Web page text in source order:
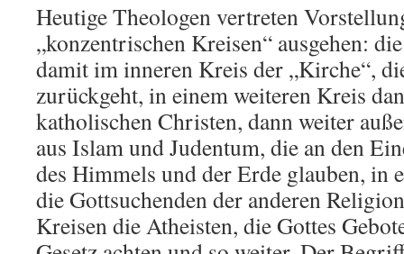
Heutige Theologen vertreten
„konzentrischen Kreisen“ ausgehen:
damit im inneren Kreis der „Kirche“,
zurückgeht, in einem weiteren Kreis
katholischen Christen, dann weiter
aus Islam und Judentum, die an den
des Himmels und der Erde glauben, in
die Gottsuchenden der anderen
Kreisen die Atheisten, die Gottes